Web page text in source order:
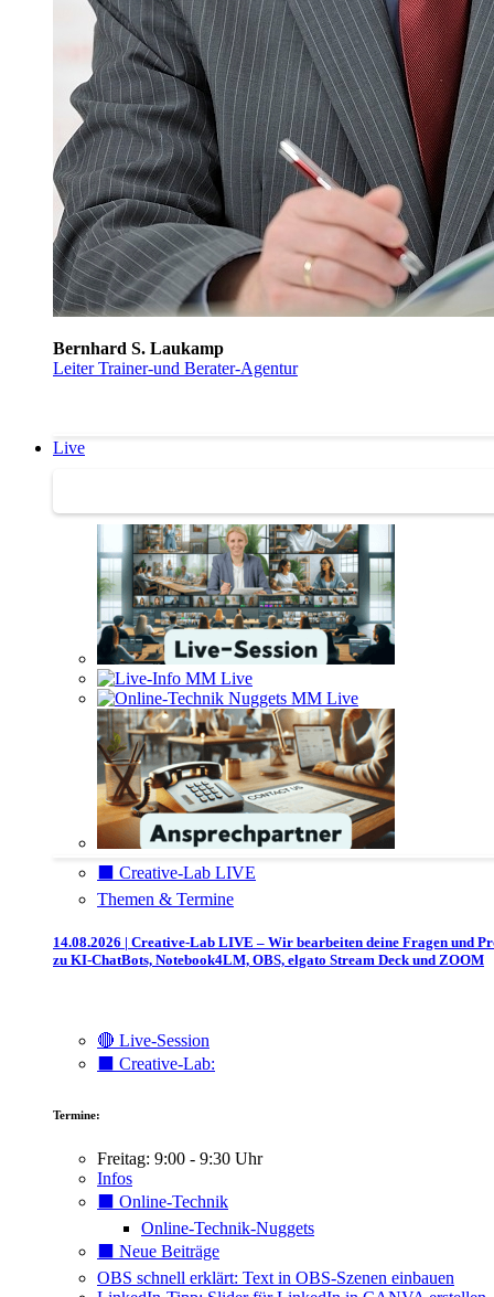
Bernhard S. Laukamp
Leiter Trainer-und Berater-Agentur
Live
⬛️ Creative-Lab LIVE
Themen & Termine
14.08.2026 | Creative-Lab LIVE – Wir bearbeiten deine Fragen und
zu KI-ChatBots, Notebook4LM, OBS, elgato Stream Deck und ZOOM
🔴 Live-Session
⬛️ Creative-Lab:
Termine:
Freitag: 9:00 - 9:30 Uhr
Infos
⬛️ Online-Technik
Online-Technik-Nuggets
⬛️ Neue Beiträge
OBS schnell erklärt: Text in OBS-Szenen einbauen